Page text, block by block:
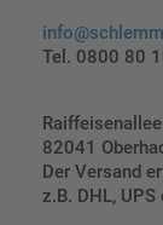
Tel. 0800 80
82041
Der Versand
z.B. DHL,